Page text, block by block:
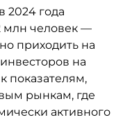
2024 года
млн человек —
приходить на
на
показателям,
рынкам, где
активного